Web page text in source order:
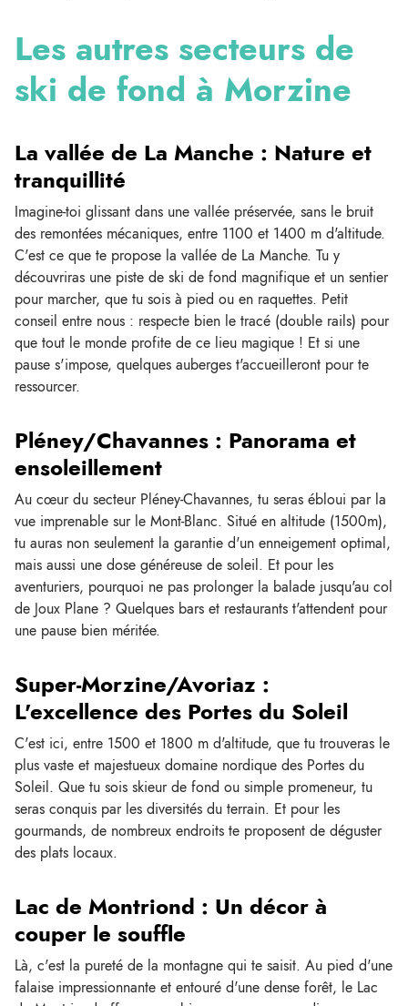
Les autres secteurs de
ski de fond à Morzine
La vallée de La Manche : Nature et
tranquillité
Imagine-toi glissant dans une vallée préservée, sans le bruit
des remontées mécaniques, entre 1100 et 1400 m d'altitude.
C'est ce que te propose la vallée de La Manche. Tu y
découvriras une piste de ski de fond magnifique et un sentier
pour marcher, que tu sois à pied ou en raquettes. Petit
conseil entre nous : respecte bien le tracé (double rails) pour
que tout le monde profite de ce lieu magique ! Et si une
pause s'impose, quelques auberges t'accueilleront pour te
ressourcer.
Pléney/Chavannes : Panorama et
ensoleillement
Au cœur du secteur Pléney-Chavannes, tu seras ébloui par la
vue imprenable sur le Mont-Blanc. Situé en altitude (1500m),
tu auras non seulement la garantie d'un enneigement optimal,
mais aussi une dose généreuse de soleil. Et pour les
aventuriers, pourquoi ne pas prolonger la balade jusqu'au col
de Joux Plane ? Quelques bars et restaurants t'attendent pour
une pause bien méritée.
Super-Morzine/Avoriaz :
L'excellence des Portes du Soleil
C'est ici, entre 1500 et 1800 m d'altitude, que tu trouveras le
plus vaste et majestueux domaine nordique des Portes du
Soleil. Que tu sois skieur de fond ou simple promeneur, tu
seras conquis par les diversités du terrain. Et pour les
gourmands, de nombreux endroits te proposent de déguster
des plats locaux.
Lac de Montriond : Un décor à
couper le souffle
Là, c'est la pureté de la montagne qui te saisit. Au pied d'une
falaise impressionnante et entouré d'une dense forêt, le Lac